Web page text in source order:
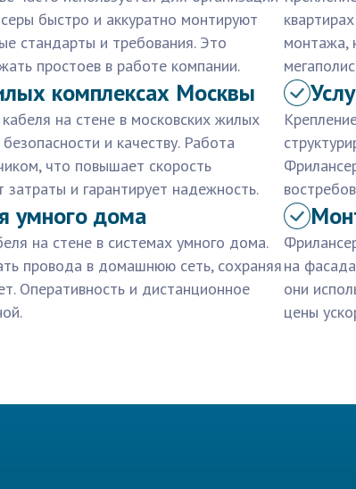
быстро и аккуратно монтируют
стандарты и требования. Это
простоев в работе компании.
монтажа,
комплексах Москвы
на стене в московских жилых
и качеству. Работа
что повышает скорость
и гарантирует надежность.
умного дома
на стене в системах умного дома.
провода в домашнюю сеть, сохраняя
Оперативность и дистанционное
на
они
цены